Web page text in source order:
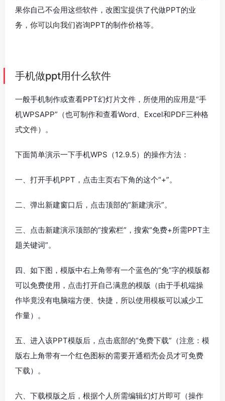
果你自己不会用这些软件，改图宝提供了代做PPT的业
务，你可以向我们咨询PPT的制作价格等。
手机做ppt用什么软件
一般手机制作或查看PPT幻灯片文件，所使用的应用是“手
机WPSAPP”（也可制作和查看Word、Excel和PDF三种格
式文件）。
下面简单演示一下手机WPS（12.9.5）的操作方法：
一、打开手机PPT，点击主页右下角的这个“+”。
二、弹出新建窗口后，点击顶部的“新建演示”。
三、点击新建演示顶部的“搜索栏”，搜索“免费+所需PPT主
题关键词”。
四、如下图，模版中右上角带有一个蓝色的“免”字的模版都
可以免费使用，点击打开自己满意的模版（由于手机端操
作毕竟没有电脑端方便、快捷，所以使用模板可以减少工
作量）。
五、进入该PPT模版后，点击底部的“免费下载”（注意：模
版右上角带有一个红色图标的需要开通稻壳会员才可免费
下载）。
六、下载模版之后，根据个人所需编辑幻灯片即可（操作